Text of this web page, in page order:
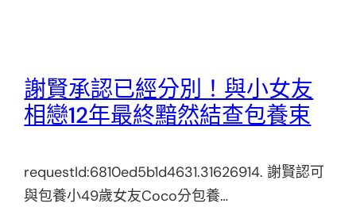
謝賢承認已經分別！與小女友
相戀12年最終黯然結查包養束
requestId:6810ed5b1d4631.31626914. 謝賢認可
與包養小49歲女友Coco分包養…